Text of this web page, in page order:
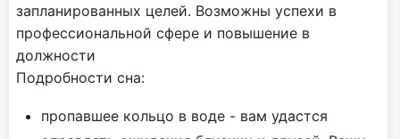
запланированных целей. Возможны успехи в
профессиональной сфере и повышение в
должности
Подробности сна:
пропавшее кольцо в воде - вам удастся